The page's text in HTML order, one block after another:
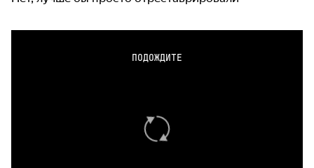
ПОДОЖДИТЕ